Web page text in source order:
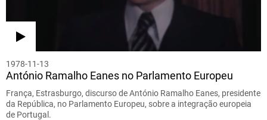
1978-11-13
António Ramalho Eanes no Parlamento Europeu
França, Estrasburgo, discurso de António Ramalho Eanes, presidente
da República, no Parlamento Europeu, sobre a integração europeia
de Portugal.